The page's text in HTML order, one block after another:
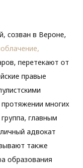
созван в Вероне,
перетекают от
правые
многих
главным
адвокат
также
образования